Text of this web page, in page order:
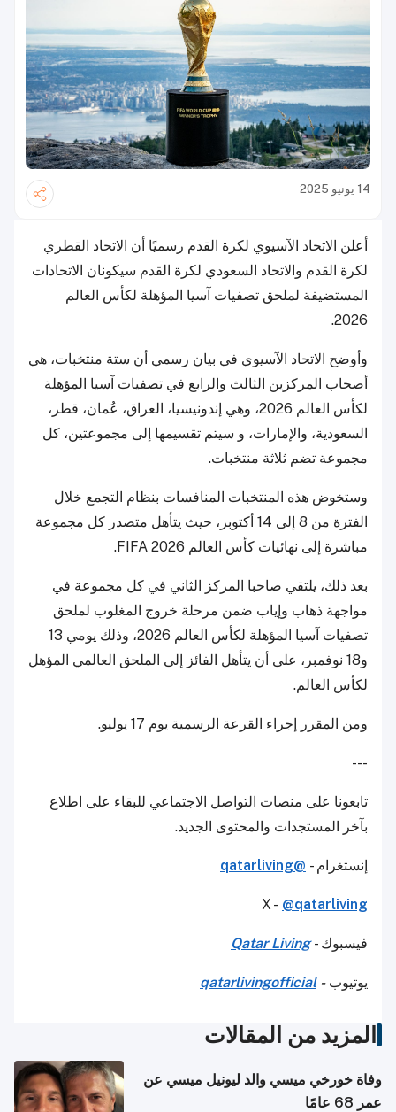
14 يونيو 2025
أعلن الاتحاد الآسيوي لكرة القدم رسميًا أن الاتحاد القطري
لكرة القدم والاتحاد السعودي لكرة القدم سيكونان الاتحادات
المستضيفة لملحق تصفيات آسيا المؤهلة لكأس العالم
2026.
وأوضح الاتحاد الآسيوي في بيان رسمي أن ستة منتخبات، هي
أصحاب المركزين الثالث والرابع في تصفيات آسيا المؤهلة
لكأس العالم 2026، وهي إندونيسيا، العراق، عُمان، قطر،
السعودية، والإمارات، و سيتم تقسيمها إلى مجموعتين، كل
مجموعة تضم ثلاثة منتخبات.
وستخوض هذه المنتخبات المنافسات بنظام التجمع خلال
الفترة من 8 إلى 14 أكتوبر، حيث يتأهل متصدر كل مجموعة
مباشرة إلى نهائيات كأس العالم FIFA 2026.
بعد ذلك، يلتقي صاحبا المركز الثاني في كل مجموعة في
مواجهة ذهاب وإياب ضمن مرحلة خروج المغلوب لملحق
تصفيات آسيا المؤهلة لكأس العالم 2026، وذلك يومي 13
و18 نوفمبر، على أن يتأهل الفائز إلى الملحق العالمي المؤهل
لكأس العالم.
ومن المقرر إجراء القرعة الرسمية يوم 17 يوليو.
---
تابعونا على منصات التواصل الاجتماعي للبقاء على اطلاع
بآخر المستجدات والمحتوى الجديد.
إنستغرام - @qatarliving
X - @qatarliving
فيسبوك -Qatar Living
يوتيوب-
qatarlivingofficial
المزيد من المقالات
وفاة خورخي ميسي والد ليونيل ميسي عن
عمر 68 عامًا